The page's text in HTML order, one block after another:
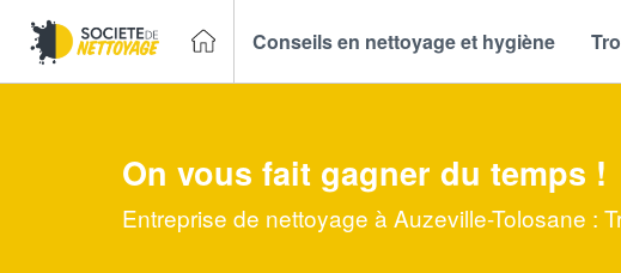
Conseils en nettoyage et hygiène
On vous fait gagner du temps !
Entreprise de nettoyage à Auzeville-Tolosane :